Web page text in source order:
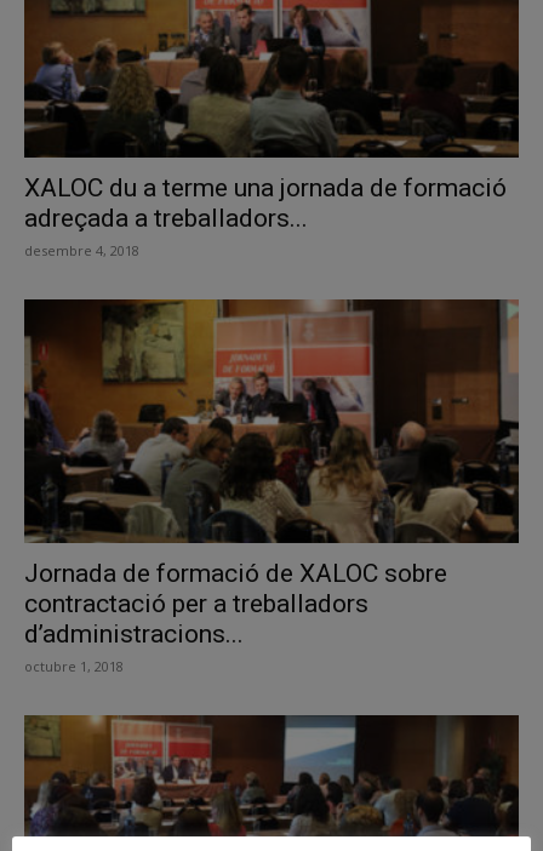
XALOC du a terme una jornada de formació
adreçada a treballadors...
desembre 4, 2018
Jornada de formació de XALOC sobre
contractació per a treballadors
d’administracions...
octubre 1, 2018